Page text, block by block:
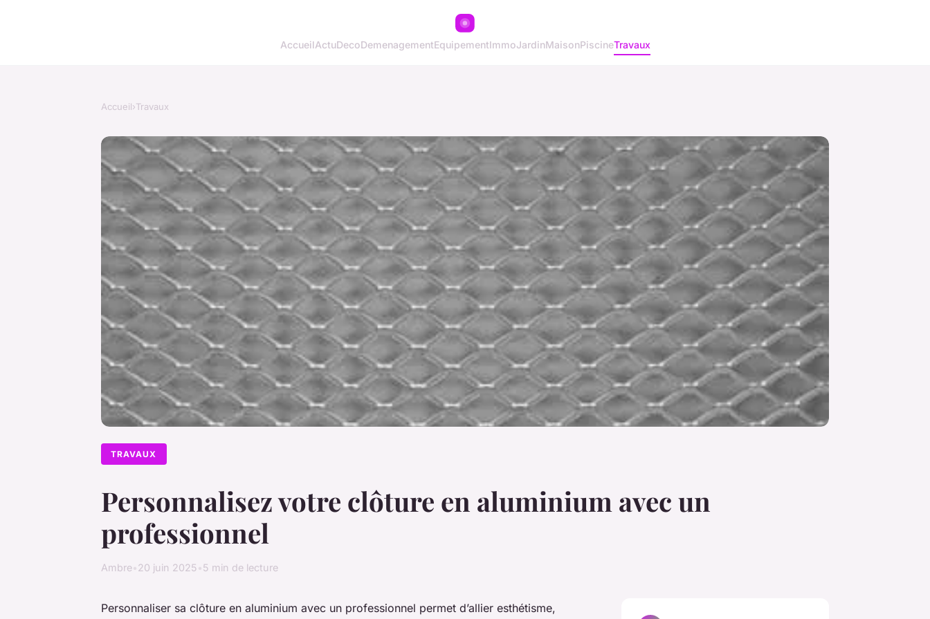
AccueilActuDecoDemenagementEquipementImmoJardinMaisonPiscineTravaux
Accueil›Travaux
TRAVAUX
Personnalisez votre clôture en aluminium avec un
professionnel
Ambre 20 juin 2025 5 min de lecture
Personnaliser sa clôture en aluminium avec un professionnel permet d’allier esthétisme,